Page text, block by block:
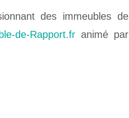
des immeubles de
de-Rapport.fr animé par